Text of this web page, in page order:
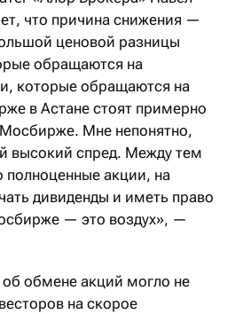
что причина снижения —
ценовой разницы
обращаются на
которые обращаются на
в Астане стоят примерно
Мне непонятно,
высокий спред. Между тем
акции, на
дивиденды и иметь право
— это воздух», —
обмене акций могло не
на скорое